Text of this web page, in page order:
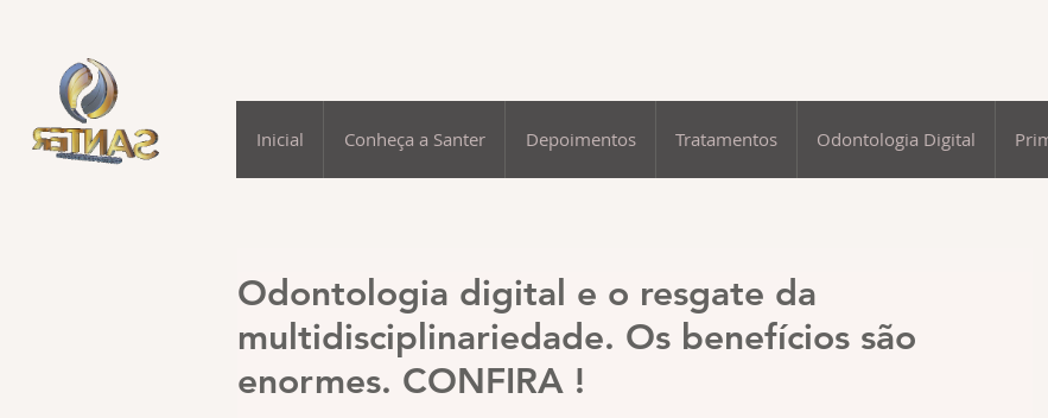
Inicial Conheça a Santer Depoimentos Tratamentos Odontologia Digital
Odontologia digital e o resgate da
multidisciplinariedade. Os benefícios são
enormes. CONFIRA !